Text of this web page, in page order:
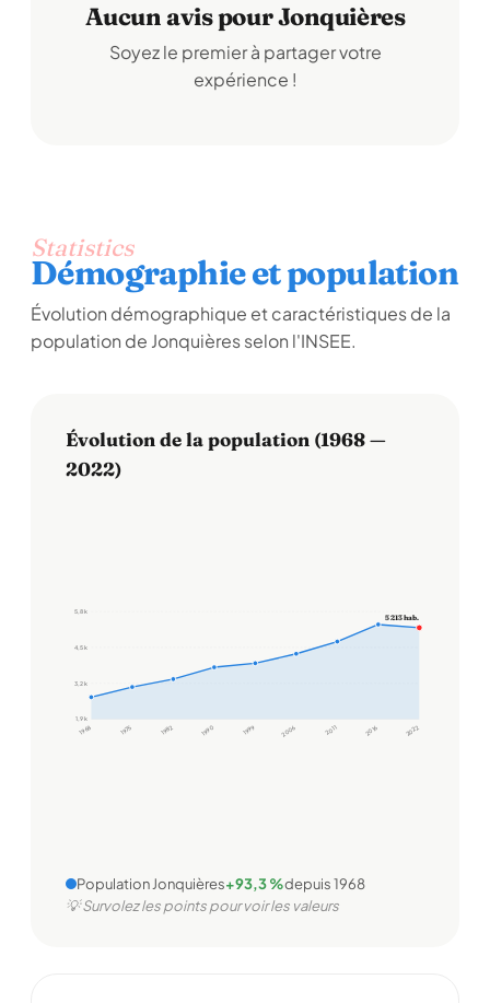
Aucun avis pour Jonquières
Soyez le premier à partager votre
expérience !
Statistics
Démographie et population
Évolution démographique et caractéristiques de la
population de Jonquières selon l'INSEE.
Évolution de la population (1968 —
2022)
1,9 k
3,2 k
4,5 k
5,8 k
1968 1975 1982 1990 1999 2006 2011 2016 2022
5 213 hab.
Population Jonquières+93,3 %depuis 1968
💡 Survolez les points pour voir les valeurs